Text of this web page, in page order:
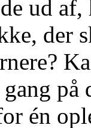
ud
der
på
én